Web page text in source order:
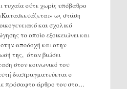
τυχαία ούτε χωρίς υπόβαθρο
ως στάση
και σχολικό
το οποίο εξοικειώνει και
αποδοχή και στην
της, όταν βιώσει
στον κοινωνικό του
διαπραγματεύεται ο
πρόσαφτο άρθρο του στο…